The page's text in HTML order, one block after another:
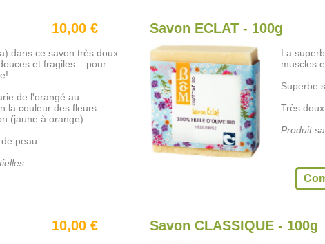
10,00 €
dans ce savon très doux.
et fragiles... pour
de l'orangé au
la couleur des fleurs
(jaune à orange).
peau.
Savon ECLAT - 100g
La
muscles
Superbe
Très
Produit
10,00 € Savon CLASSIQUE - 100g